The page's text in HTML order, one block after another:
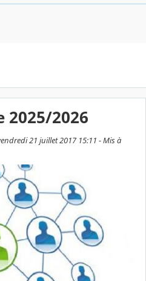
2025/2026
21 juillet 2017 15:11 - Mis à